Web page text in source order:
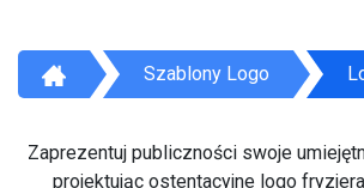
Szablony Logo
Zaprezentuj publiczności swoje
projektując ostentacyjne logo